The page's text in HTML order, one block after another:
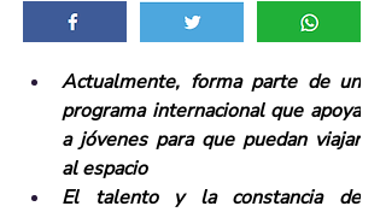
Actualmente, forma parte de un
programa internacional que apoya
a jóvenes para que puedan viajar
al espacio
El talento y la constancia de